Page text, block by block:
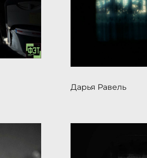
Дарья Равель